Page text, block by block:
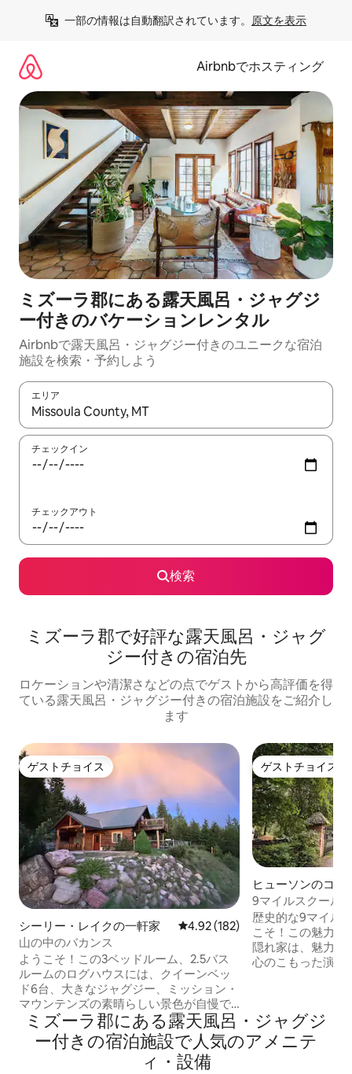
一部の情報は自動翻訳されています。 原文を表示
Airbnbでホスティング
ミズーラ郡にある露天風呂・ジャグジ
ー付きのバケーションレンタル
Airbnbで露天風呂・ジャグジー付きのユニークな宿泊
施設を検索・予約しよう
エリア
検索結果が表示されたら、上下の矢印キーを使って移動するか
チェックイン
チェックアウト
検索
ミズーラ郡で好評な露天風呂・ジャグ
ジー付きの宿泊先
ロケーションや清潔さなどの点でゲストから高評価を得
ている露天風呂・ジャグジー付きの宿泊施設をご紹介し
ます
ゲストチョイス
ゲストチョイス
シーリー・レイクの一軒家 レビュー182件、5つ星中4.92つ
4.92 (182)
山の中のバカンス
ようこそ！この3ベッドルーム、2.5バス
ルームのログハウスには、クイーンベッ
ド6台、大きなジャグジー、ミッション・
マウンテンズの素晴らしい景色が自慢で
す。レストラン、バー、ガソリンスタン
ドまで徒歩圏内です。 近くに公共の湖へ
のアクセスがあります。トレーラー駐車
場。ホームオフィス。家からスノーモー
ゲストチョイス
ゲストチョイス
ヒューソンのコテ
9マイルスクール
とジャグジー）
歴史的な9マイル
こそ！この魅力的
隠れ家は、魅力と
心のこもった演出
ながりを感じさ
です。絵画のよう
火、庭でのゲー
ミズーラ郡にある露天風呂・ジャグジ
ー付きの宿泊施設で人気のアメニテ
ィ・設備